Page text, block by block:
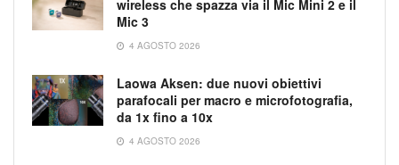
wireless che spazza via il Mic Mini 2 e il
Mic 3
4 AGOSTO 2026
Laowa Aksen: due nuovi obiettivi
parafocali per macro e microfotografia,
da 1x fino a 10x
4 AGOSTO 2026